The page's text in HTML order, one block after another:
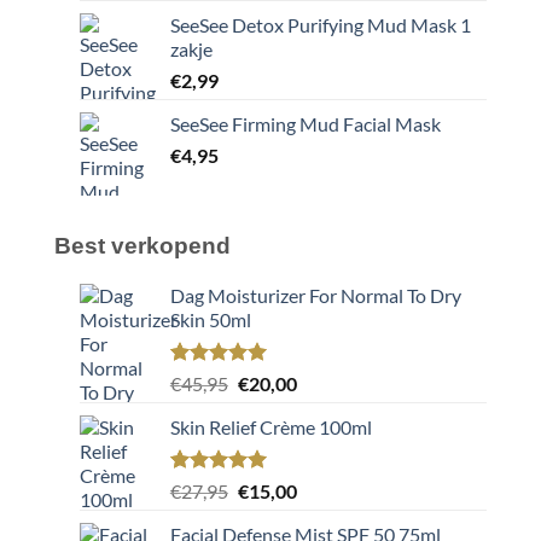
SeeSee Detox Purifying Mud Mask 1
zakje
€2,99
SeeSee Firming Mud Facial Mask
€4,95
Best verkopend
Dag Moisturizer For Normal To Dry
Skin 50ml
Gewaardeerd
op 5
gebaseerd
op
2
klant
waarderingen
€45,95 Oorspronkelijke
was:
€45,95.
€20,00Huidige
is:
Skin Relief Crème 100ml
Gewaardeerd
op 5
gebaseerd
2
€27,95 Oorspronkelijke
€15,00Huidige
Facial Defense Mist SPF 50 75ml